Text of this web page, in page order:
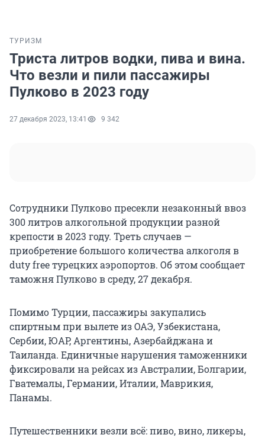
ТУРИЗМ
Триста литров водки, пива и вина.
Что везли и пили пассажиры
Пулково в 2023 году
27 декабря 2023, 13:41 9 342
Сотрудники Пулково пресекли незаконный ввоз
300 литров алкогольной продукции разной
крепости в 2023 году. Треть случаев —
приобретение большого количества алкоголя в
duty free турецких аэропортов. Об этом сообщает
таможня Пулково в среду, 27 декабря.
Помимо Турции, пассажиры закупались
спиртным при вылете из ОАЭ, Узбекистана,
Сербии, ЮАР, Аргентины, Азербайджана и
Таиланда. Единичные нарушения таможенники
фиксировали на рейсах из Австралии, Болгарии,
Гватемалы, Германии, Италии, Маврикия,
Панамы.
Путешественники везли всё: пиво, вино, ликеры,